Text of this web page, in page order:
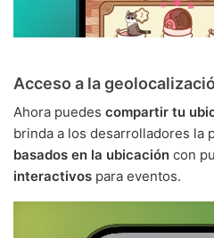
Acceso a la
Ahora puedes compartir tu
brinda a los desarrolladores la
basados en la ubicación con
interactivos para eventos.